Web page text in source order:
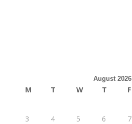
August 2026
M T W T F
3
4 5 6 7